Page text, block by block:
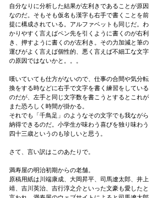
自分なりに分析した結果が左利きであることが原因
なのだ。そもそも仮名も漢字も右手で書くことを前
提に構成されている。アルファベットも同じだ。わ
かりやすく言えばペン先を引くように書くのが右利
き、押すように書くのが左利き。その力加減と筆の
運びがよく言えば個性的、悪く言えば不細工な文字
の原因ではないかと。。。
嘆いていても仕方がないので、仕事の合間や気分転
換をする時などに右手で文字を書く練習をしている
のだが、左手と同じ文字数を書こうとするとこれが
また恐ろしく時間が掛かる。
それでも「千鳥足」のようなその文字でも我ながら
納得できるのだ。小学生が味わう喜びを独り味わう
四十三歳というのも珍しいと思う。
さて、言い訳はこのあたりで。
満寿屋の明治初期からの老舗。
原稿用紙は川端康成、大岡昇平、司馬遼太郎、井上
靖、吉川英治、吉行淳之介といった文豪も愛したと